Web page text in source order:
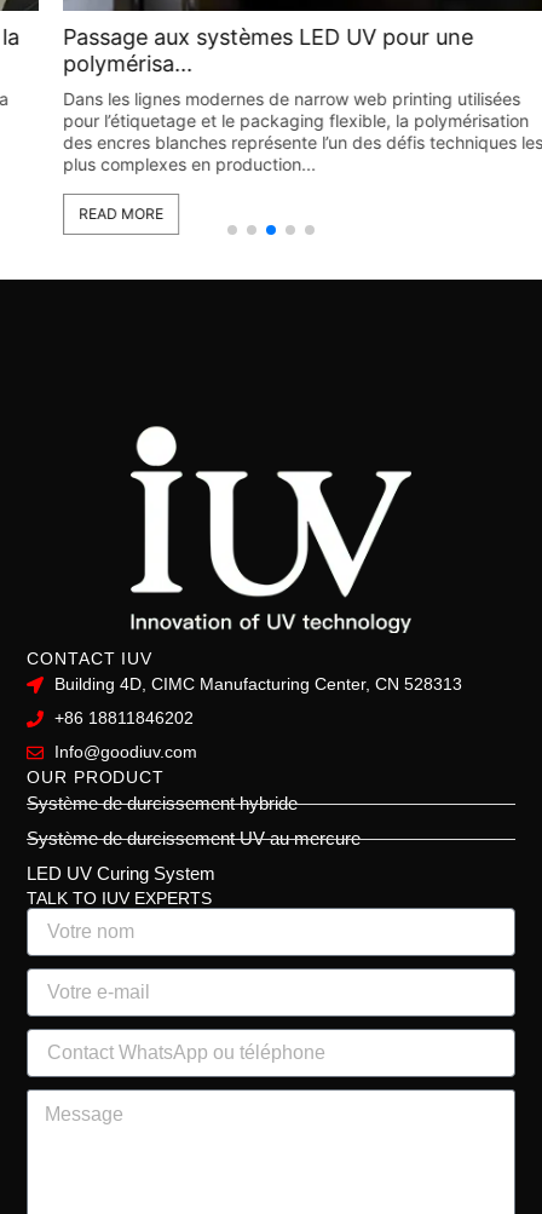
Passage aux systèmes LED UV pour une
polymérisa...
Dans les lignes modernes de narrow web printing utilisées
pour l’étiquetage et le packaging flexible, la polymérisation
des encres blanches représente l’un des défis techniques les
plus complexes en production...
READ MORE
CONTACT IUV
Building 4D, CIMC Manufacturing Center, CN 528313
+86 18811846202
Info@goodiuv.com
OUR PRODUCT
Système de durcissement hybride
Système de durcissement UV au mercure
LED UV Curing System
TALK TO IUV EXPERTS